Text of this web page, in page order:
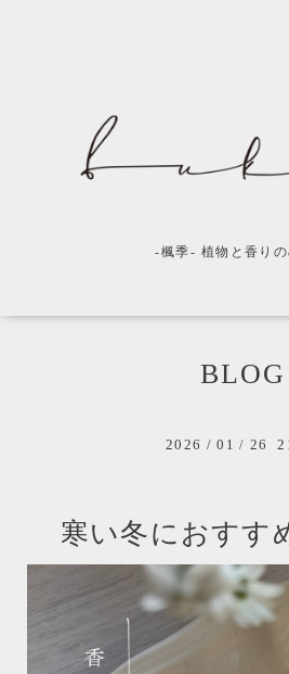
-楓季- 植物と香り
BLOG
2026 /01 / 26
寒い冬におすす